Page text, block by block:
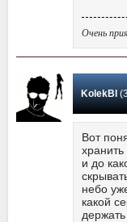
Очень
KolekBl
Вот
и до
небо
какой
держать